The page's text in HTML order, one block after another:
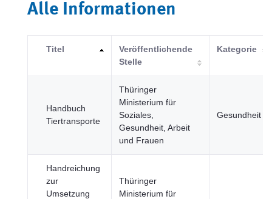
Alle Informationen
Titel
Veröffentlichende
Stelle
Kategorie
Handbuch
Tiertransporte
Thüringer
Ministerium für
Soziales,
Gesundheit, Arbeit
und Frauen
Gesundheit
Handreichung
zur
Umsetzung
Thüringer
Ministerium für